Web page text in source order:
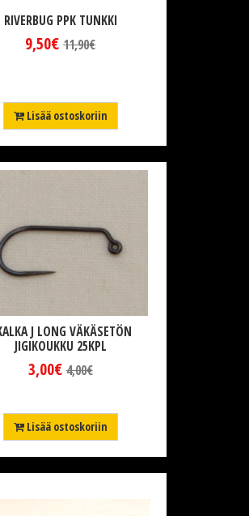
RIVERBUG PPK TUNKKI
9,50€ 11,90€
Lisää ostoskoriin
J LONG VÄKÄSETÖN
JIGIKOUKKU 25KPL
3,00€ 4,00€
Lisää ostoskoriin